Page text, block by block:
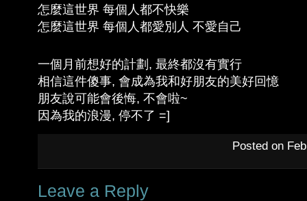
怎麼這世界 每個人都不快樂
怎麼這世界 每個人都愛別人 不愛自己
一個月前想好的計劃, 最終都沒有實行
相信這件傻事, 會成為我和好朋友的美好回憶
朋友說可能會後悔, 不會啦~
因為我的浪漫, 停不了 =]
Posted on
Leave a Reply